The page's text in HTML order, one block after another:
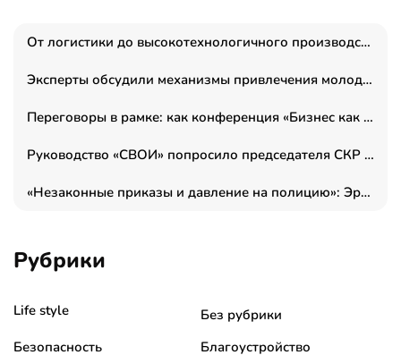
От логистики до высокотехнологичного производства: как основатель “гагаринга” выстраивает экосистему безопасности и гражданских БПЛА
Эксперты обсудили механизмы привлечения молодых специалистов в промышленные города
Переговоры в рамке: как конференция «Бизнес как искусство» переформатирует деловой этикет в стенах ТПП РФ
Руководство «СВОИ» попросило председателя СКР дать правовую оценку обысков в тыловом штабе
«Незаконные приказы и давление на полицию»: Эрнеста Султанова задержали у посольства Израиля во время одиночного пикета
Рубрики
Life style
Без рубрики
Безопасность
Благоустройство